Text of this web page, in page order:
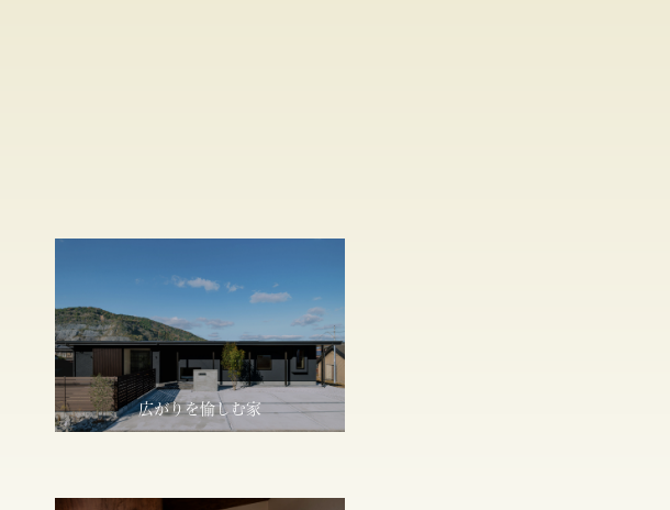
広がりを愉しむ家